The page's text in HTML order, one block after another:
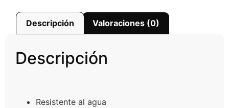
Descripción Valoraciones (0)
Descripción
Resistente al agua